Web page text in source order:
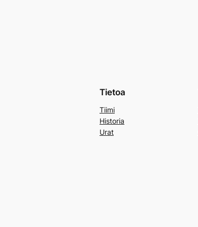
Tietoa
Tiimi
Historia
Urat